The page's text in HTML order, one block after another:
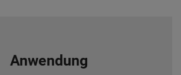
Anwendung